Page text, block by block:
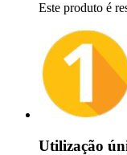
Este produto é
Utilização